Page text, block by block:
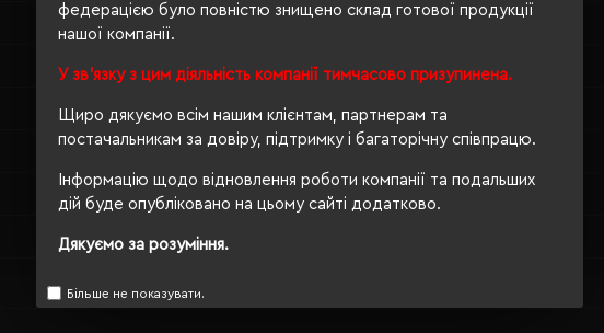
федерацією було повністю знищено склад готової продукції
нашої компанії.
У зв'язку з цим діяльність компанії тимчасово призупинена.
Щиро дякуємо всім нашим клієнтам, партнерам та
постачальникам за довіру, підтримку і багаторічну співпрацю.
Інформацію щодо відновлення роботи компанії та подальших
дій буде опубліковано на цьому сайті додатково.
Дякуємо за розуміння.
Більше не показувати.
67/51
прямий
OEKO-TEX® Standard 100, PETA-Approved Vegan
так